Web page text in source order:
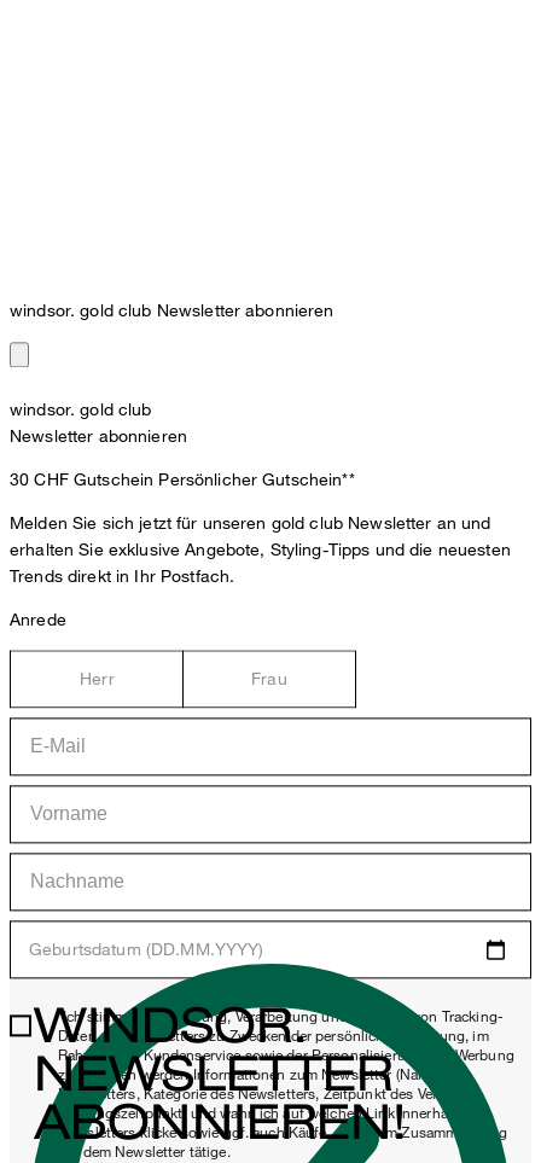
windsor. gold club Newsletter abonnieren
windsor. gold club
Newsletter abonnieren
30 CHF Gutschein Persönlicher Gutschein**
Melden Sie sich jetzt für unseren gold club Newsletter an und
erhalten Sie exklusive Angebote, Styling-Tipps und die neuesten
Trends direkt in Ihr Postfach.
Anrede
Herr Frau
Geburtsdatum (DD.MM.YYYY)
*Ich stimme der Erhebung, Verarbeitung und Nutzung von Tracking-
Daten des Newsletters zu Zwecken der persönlichen Beratung, im
Rahmen des Kundenservice sowie der Personalisierung von Werbung
zu. Erhoben werden Informationen zum Newsletter (Name des
Newsletters, Kategorie des Newsletters, Zeitpunkt des Versands,
Öffnungszeitpunkt) und wann ich auf welchen Link innerhalb des
Newsletters klicke sowie ggf. auch Käufe, die ich im Zusammenhang
mit dem Newsletter tätige.
WINDSOR.
NEWSLETTER
ABONNIEREN!